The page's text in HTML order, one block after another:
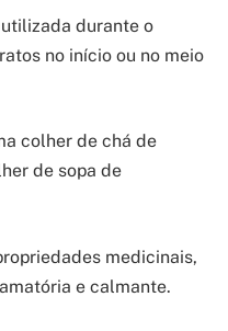
durante o
no início ou no meio
colher de chá de
de sopa de
medicinais,
e calmante.